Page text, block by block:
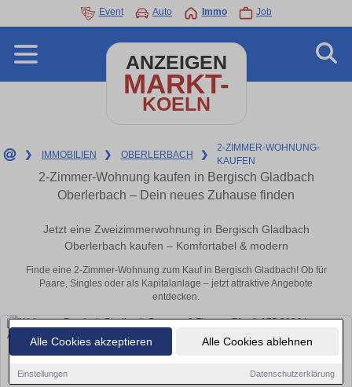
Alle Cookies akzeptieren Alle Cookies ablehnen
Einstellungen Datenschutzerklärung
Event Auto Immo Job
ANZEIGEN
MARKT-
KOELN
❯ IMMOBILIEN ❯ OBERLERBACH ❯
2-ZIMMER-WOHNUNG-
KAUFEN
2-Zimmer-Wohnung kaufen in Bergisch Gladbach
Oberlerbach – Dein neues Zuhause finden
Jetzt eine Zweizimmerwohnung in Bergisch Gladbach
Oberlerbach kaufen – Komfortabel & modern
Finde eine 2-Zimmer-Wohnung zum Kauf in Bergisch Gladbach! Ob für
Paare, Singles oder als Kapitalanlage – jetzt attraktive Angebote
entdecken.